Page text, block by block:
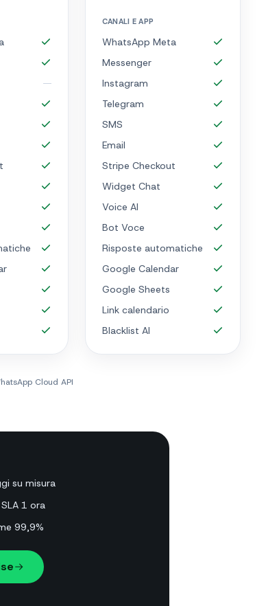
CANALI E APP
WhatsApp Meta
Messenger
Instagram
Telegram
SMS
Email
Stripe Checkout
Widget Chat
Voice AI
Bot Voce
Risposte automatiche
Google Calendar
Google Sheets
Link calendario
Blacklist AI
Cloud API
su misura
1 ora
99,9%